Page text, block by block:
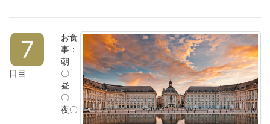
7
日目
お食
事：
朝
〇
昼
〇
夜〇